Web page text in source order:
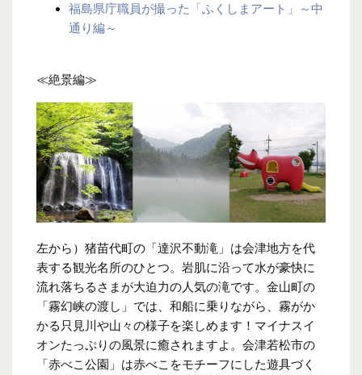
福島県庁職員が撮った「ふくしまアート」～中
通り編～
≪絶景編≫
左から）猪苗代町の「達沢不動滝」は会津地方を代
表する観光名所のひとつ。岩肌に沿って水が豪快に
流れ落ちるさまが大迫力の人気の滝です。金山町の
「霧幻峡の渡し」では、和船に乗りながら、霧がか
かる只見川や山々の様子を楽しめます！マイナスイ
オンたっぷりの風景に癒されますよ。会津若松市の
「赤べこ公園」は赤べこをモチーフにした遊具づく